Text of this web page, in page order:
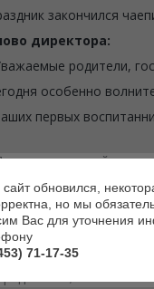
закончился
директора:
родители,
особенно
первых
наш лицей —
к победе.
а сейчас вы
обновился,
но мы
Вас для уточнения
71-17-35